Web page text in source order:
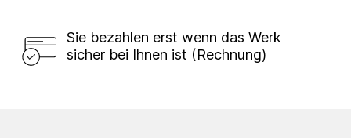
Sie bezahlen erst wenn das Werk
sicher bei Ihnen ist (Rechnung)